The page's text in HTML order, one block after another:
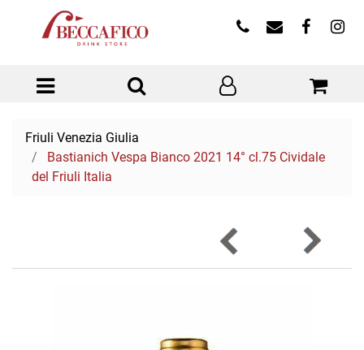
Open menu
Friuli Venezia Giulia
Bastianich Vespa Bianco 2021 14° cl.75 Cividale
del Friuli Italia